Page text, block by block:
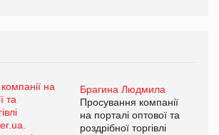
Брагина Людмила
Просування компанії
на порталі оптової та
роздрібної торгівлі